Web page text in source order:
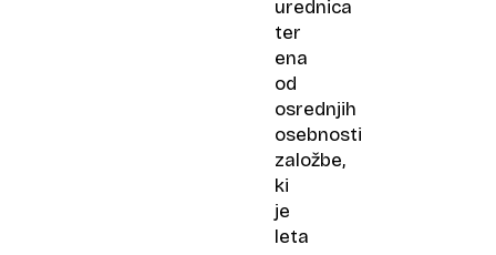
urednica
ter
ena
od
osrednjih
osebnosti
založbe,
ki
je
leta